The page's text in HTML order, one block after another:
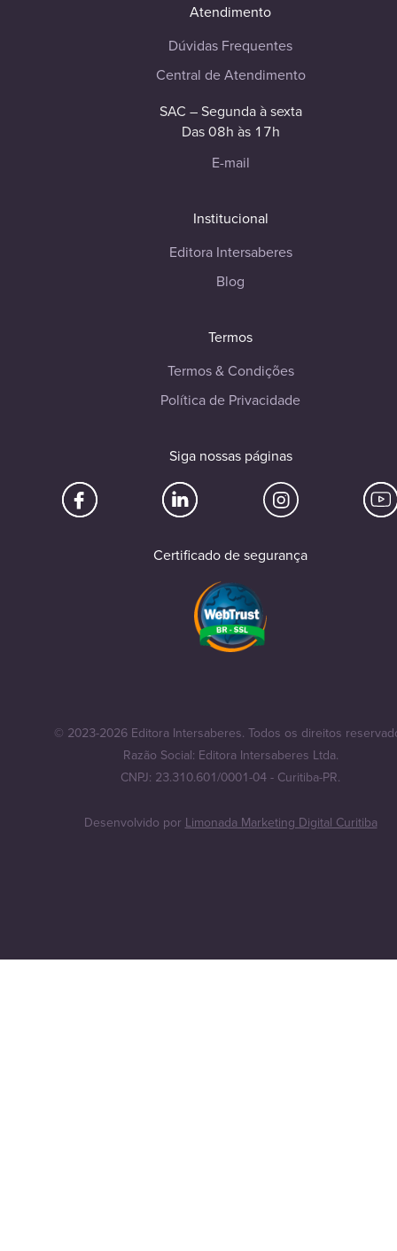
Atendimento
Dúvidas Frequentes
Central de Atendimento
SAC – Segunda à sexta
Das 08h às 17h
E-mail
Institucional
Editora Intersaberes
Blog
Termos
Termos & Condições
Política de Privacidade
Siga nossas páginas
Certificado de segurança
© 2023-2026 Editora Intersaberes. Todos os direitos
Razão Social: Editora Intersaberes Ltda.
CNPJ: 23.310.601/0001-04 - Curitiba-PR.
Desenvolvido por Limonada Marketing Digital Curitiba